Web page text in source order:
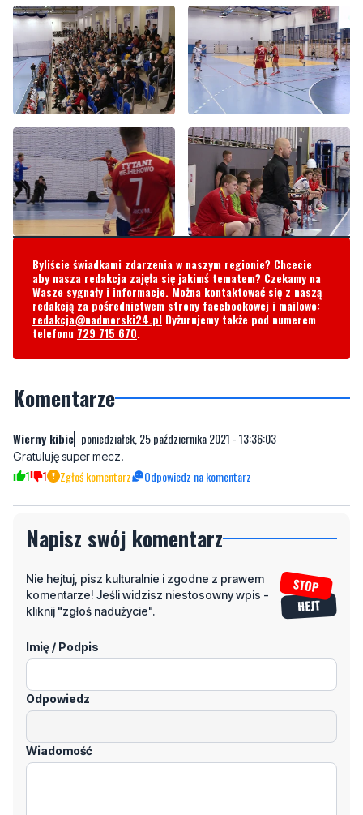
Byliście świadkami zdarzenia w naszym regionie? Chcecie
aby nasza redakcja zajęła się jakimś tematem? Czekamy na
Wasze sygnały i informacje. Można kontaktować się z naszą
redakcją za pośrednictwem strony facebookowej i mailowo:
redakcja@nadmorski24.pl Dyżurujemy także pod numerem
telefonu 729 715 670.
Komentarze
Wierny kibic poniedziałek, 25 października 2021 - 13:36:03
Gratuluję super mecz.
1 1 Zgłoś komentarz Odpowiedz na komentarz
Napisz swój komentarz
Nie hejtuj, pisz kulturalnie i zgodne z prawem
komentarze! Jeśli widzisz niestosowny wpis -
kliknij "zgłoś nadużycie".
Imię / Podpis
Odpowiedz
Wiadomość